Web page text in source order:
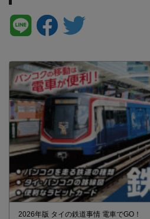
2026年版 タイの鉄道事情 電車でGO！